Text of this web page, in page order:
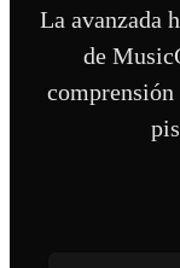
La avanzada
de